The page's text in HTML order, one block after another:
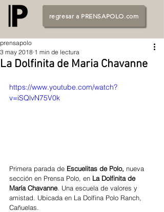
regresar a PRENSAPOLO.com
La Dolfinita de Maria Chavanne
prensapolo
3 may 2018 1 min de lectura
https://www.youtube.com/watch?
v=iSQlvN75V0k
Primera parada de Escuelitas de Polo, nueva
sección en Prensa Polo, en La Dolfinita de
María Chavanne. Una escuela de valores y
amistad. Ubicada en La Dolfina Polo Ranch,
Cañuelas.